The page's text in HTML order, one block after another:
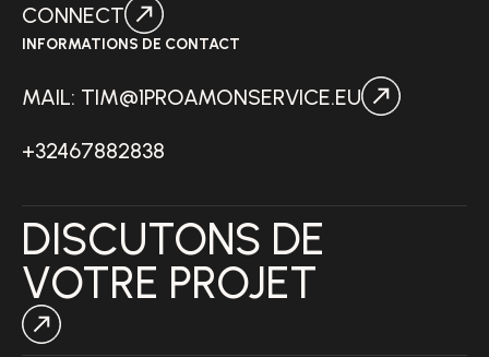
CONNECT
INFORMATIONS DE CONTACT
MAIL: TIM@1PROAMONSERVICE.EU
+32467882838
DISCUTONS DE
VOTRE PROJET